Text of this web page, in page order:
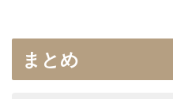
まとめ